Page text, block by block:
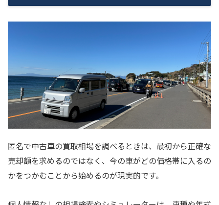
匿名で中古車の買取相場を調べるときは、最初から正確な
売却額を求めるのではなく、今の車がどの価格帯に入るの
かをつかむことから始めるのが現実的です。